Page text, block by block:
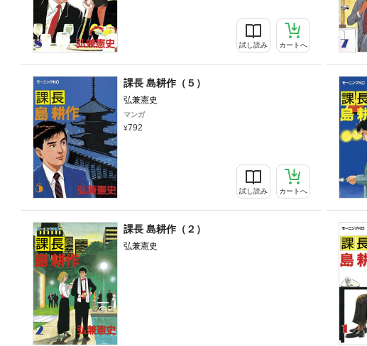
試し読み カートへ
課長 島耕作（５）
弘兼憲史
マンガ
792
試し読み カートへ
課長 島耕作（２）
弘兼憲史